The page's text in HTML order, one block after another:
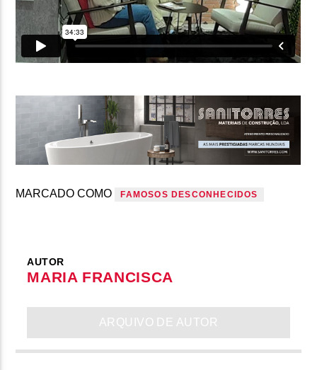
MARCADO COMO FAMOSOS DESCONHECIDOS
AUTOR
MARIA FRANCISCA
ARQUIVO DE AUTOR